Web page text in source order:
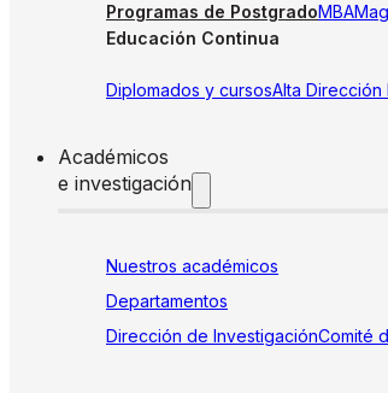
Programas de PostgradoMBA
Educación Continua
Diplomados y cursosAlta Dirección
Académicos
e investigación
Nuestros académicos
Departamentos
Dirección de InvestigaciónComité